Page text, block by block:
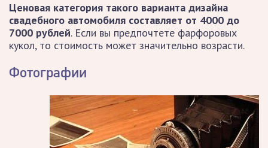
Ценовая категория такого варианта дизайна
свадебного автомобиля составляет от 4000 до
7000 рублей. Если вы предпочтете фарфоровых
кукол, то стоимость может значительно возрасти.
Фотографии